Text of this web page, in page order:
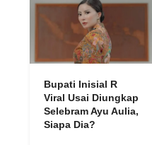
Bupati Inisial R
Viral Usai Diungkap
Selebram Ayu Aulia,
Siapa Dia?